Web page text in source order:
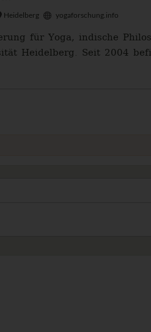
Heidelberg yogaforschung.info
für Yoga, indische
Heidelberg. Seit 2004